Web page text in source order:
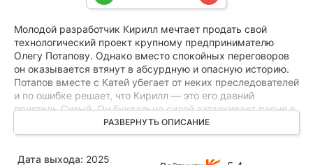
Молодой разработчик Кирилл мечтает продать свой
технологический проект крупному предпринимателю
Олегу Потапову. Однако вместо спокойных переговоров
он оказывается втянут в абсурдную и опасную историю.
Потапов вместе с Катей убегает от неких преследователей
и по ошибке решает, что Кирилл — это его давний
приятель Сизый. Он буквально силой заталкивает парня в
машину, и они вместе уносятся от погони.
головы Потапов страдает необычной амнезией. Мужчина
РАЗВЕРНУТЬ ОПИСАНИЕ
Дата выхода: 2025